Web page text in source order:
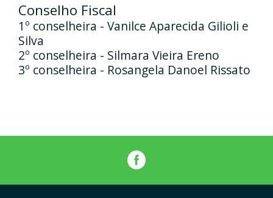
Conselho Fiscal
1º conselheira - Vanilce Aparecida Gilioli e
Silva
2º conselheira - Silmara Vieira Ereno
3º conselheira - Rosangela Danoel Rissato